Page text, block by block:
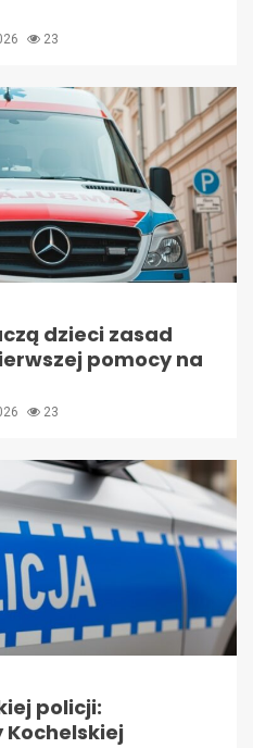
23
dzieci zasad
pomocy na
23
policji:
Kochelskiej